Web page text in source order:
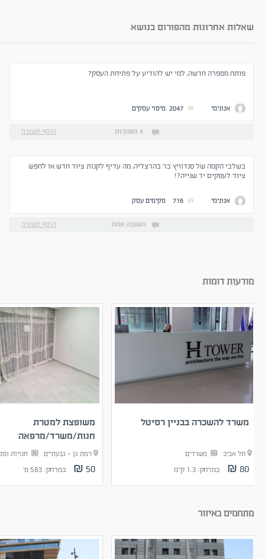
שאלות אחרונות מהפורום בנושא
פותח מספרה חדשה, למי יש להודיע על פתיחת העסק?
אנונימי 2047 מיסוי עסקים
4 תשובות הוסף תשובה
בשלבי הקמה של סנדוויץ בר בהרצליה, מה עדיף לקנות ציוד חדש או לחפש
ציוד לעסקים יד שנייה?!
אנונימי 716 מקימים עסק
תשובה אחת הוסף תשובה
מודעות דומות
משרד להשכרה בבניין רסיטל
תל אביב משרדים
80 ₪ במרחק: 1.3 ק"מ
משופצת למטרת
חנות/משרד/מרפאה
רמת גן - גבעתיים חנויות
50 ₪ במרחק: 583 מ'
מתחמים באיזור